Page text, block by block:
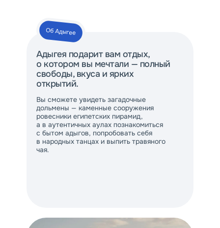
Об Адыгее
Вы сможете увидеть загадочные
дольмены — каменные сооружения
ровесники египетских пирамид,
а в аутентичных аулах познакомиться
с бытом адыгов, попробовать себя
в народных танцах и выпить травяного
чая.
Адыгея подарит вам отдых,
о котором вы мечтали — полный
свободы, вкуса и ярких
открытий.